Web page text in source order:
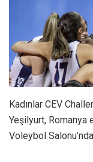
Kadınlar CEV
Yeşilyurt, Romanya
Voleybol